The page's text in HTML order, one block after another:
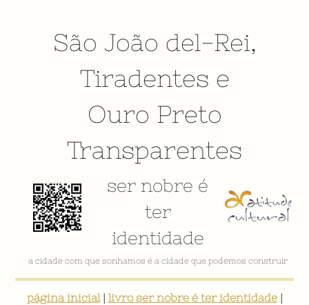
São João del-Rei,
Tiradentes e
Ouro Preto
Transparentes
ser nobre é
ter
identidade
a cidade com que sonhamos é a cidade que podemos construir
página inicial| livro ser nobre é ter identidade|